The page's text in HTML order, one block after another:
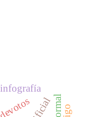
devotos
infografía